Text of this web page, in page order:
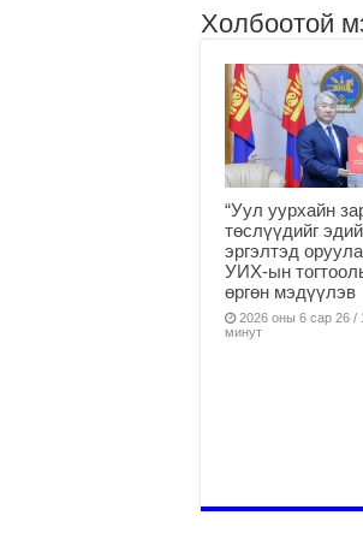
Холбоотой
“Уул уурхайн
төслүүдийг
эргэлтэд
УИХ-ын
өргөн мэдүүлэв
2026 оны 6 сар 26 /
минут